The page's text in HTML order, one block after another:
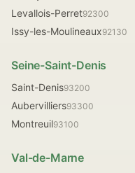
Levallois-Perret92300
Issy-les-Moulineaux92130
Seine-Saint-Denis
Saint-Denis93200
Aubervilliers93300
Montreuil93100
Val-de-Marne